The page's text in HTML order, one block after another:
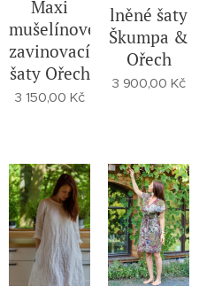
Maxi
mušelínové
zavinovací
šaty Ořech
3 150,00 Kč
lněné šaty
Škumpa &
Ořech
3 900,00 Kč